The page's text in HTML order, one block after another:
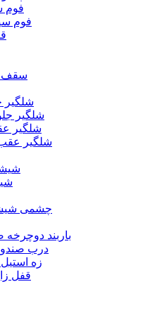
فوم
فوم
سقف
شلگیر
شلگیر
شلگیر
چشمی
باربند
درب
زه
قفل